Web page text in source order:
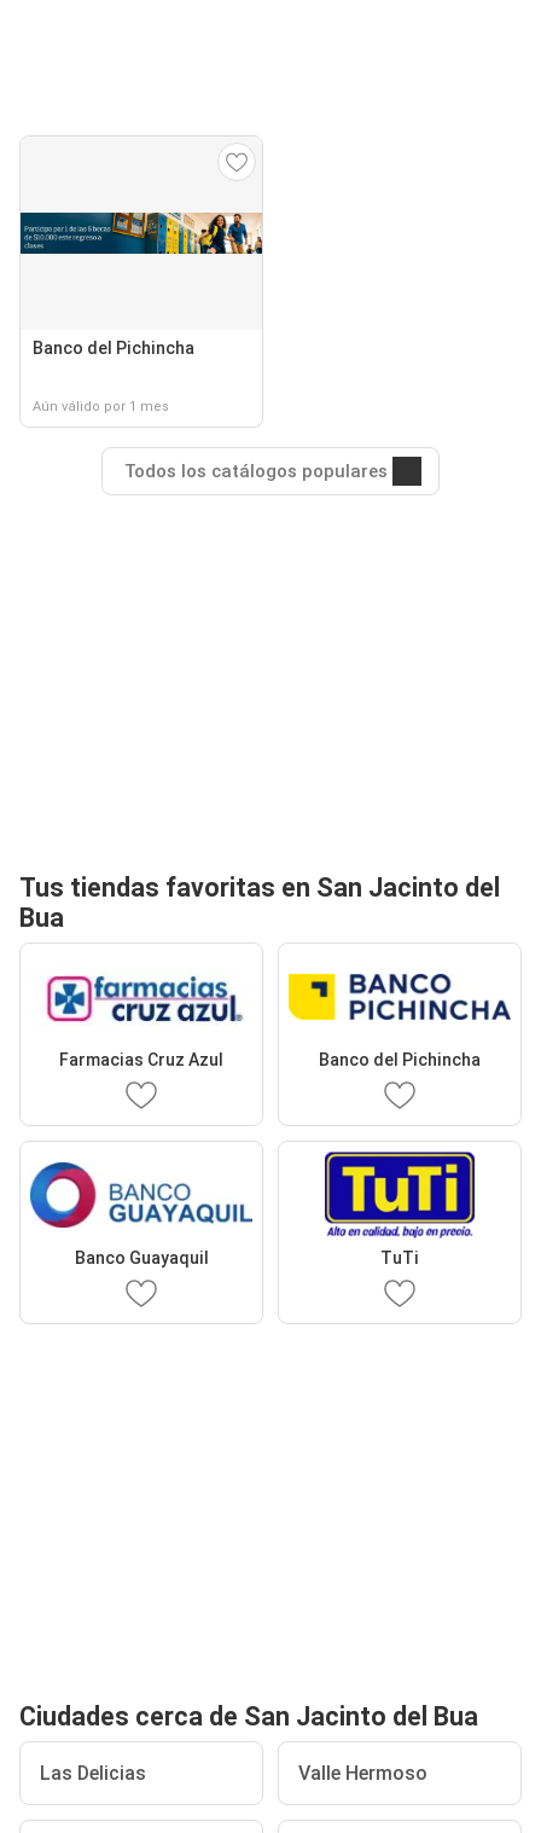
Banco del Pichincha
Aún válido por 1 mes
Todos los catálogos populares
Tus tiendas favoritas en San Jacinto del
Bua
Farmacias Cruz Azul Banco del Pichincha
Banco Guayaquil TuTi
Ciudades cerca de San Jacinto del Bua
Las Delicias Valle Hermoso